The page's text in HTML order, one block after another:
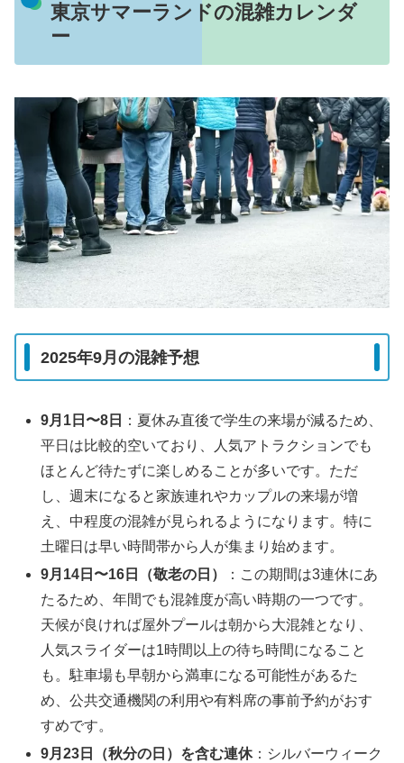
東京サマーランドの混雑カレンダ
ー
2025年9月の混雑予想
9月1日〜8日
：夏休み直後で学生の来場が減るため、
平日は比較的空いており、人気アトラクションでも
ほとんど待たずに楽しめることが多いです。ただ
し、週末になると家族連れやカップルの来場が増
え、中程度の混雑が見られるようになります。特に
土曜日は早い時間帯から人が集まり始めます。
9月14日〜16日（敬老の日）
：この期間は3連休にあ
たるため、年間でも混雑度が高い時期の一つです。
天候が良ければ屋外プールは朝から大混雑となり、
人気スライダーは1時間以上の待ち時間になること
も。駐車場も早朝から満車になる可能性があるた
め、公共交通機関の利用や有料席の事前予約がおす
すめです。
9月23日（秋分の日）を含む連休：シルバーウィーク